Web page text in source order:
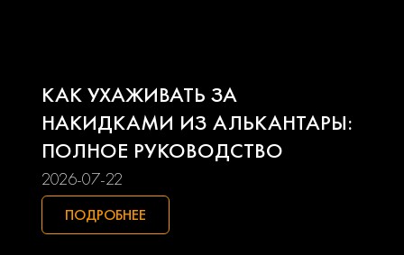
Seat Skoda
Smart Ssangyong
Subaru
КАК УХАЖИВАТЬ ЗА
НАКИДКАМИ ИЗ АЛЬКАНТАРЫ:
ПОЛНОЕ РУКОВОДСТВО
2026-07-22
ПОДРОБНЕЕ